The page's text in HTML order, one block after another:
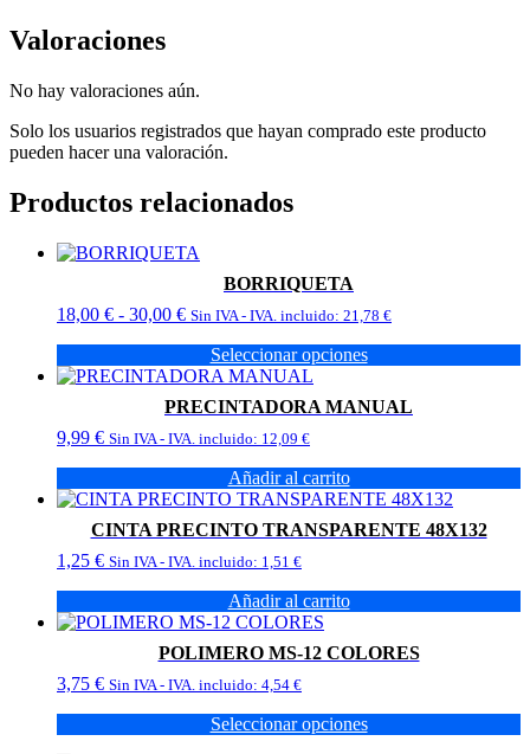
Valoraciones
No hay valoraciones aún.
Solo los usuarios registrados que hayan comprado este producto
pueden hacer una valoración.
Productos relacionados
BORRIQUETA
18,00 € - 30,00 €Rango
precios:
desde
18,00 €
hasta
30,00 €
Sin IVA - IVA. incluido: 21,78 €
Seleccionar opciones
Este
múltiples
opciones
pueden
elegir
en
la
página
producto
PRECINTADORA MANUAL
9,99 € Sin IVA - IVA. incluido: 12,09 €
Añadir al carrito
CINTA PRECINTO TRANSPARENTE 48X132
1,25 € Sin IVA - IVA. incluido: 1,51 €
Añadir al carrito
POLIMERO MS-12 COLORES
3,75 € Sin IVA - IVA. incluido: 4,54 €
Seleccionar opciones